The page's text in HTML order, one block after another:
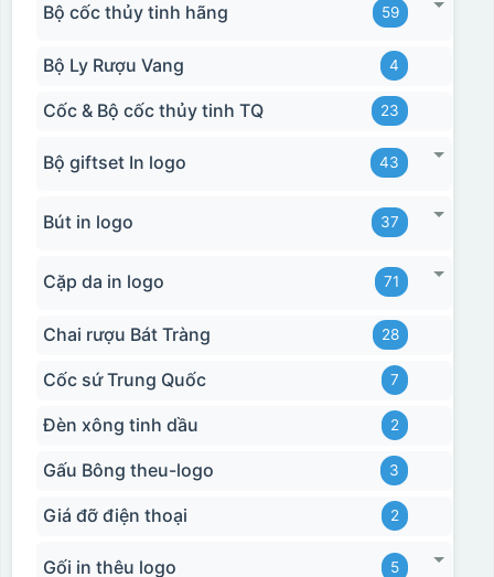
Bộ cốc thủy tinh hãng 59
Bộ Ly Rượu Vang 4
Cốc & Bộ cốc thủy tinh TQ 23
Bộ giftset In logo 43
Bút in logo 37
Cặp da in logo 71
Chai rượu Bát Tràng 28
Cốc sứ Trung Quốc 7
Đèn xông tinh dầu 2
Gấu Bông theu-logo 3
Giá đỡ điện thoại 2
Gối in thêu logo 5